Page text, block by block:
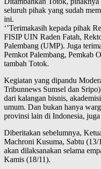
seluruh pihak yang sudah
ini.
‘’Terimakasih kepada pihak
FISIP UIN Raden Fatah,
Palembang (UMP). Juga
Pemkot Palembang, Pemkab
tambah Totok.
Kegiatan yang dipandu
Tribunnews Sumsel dan
dari kalangan bisnis,
umum. Dan bukan hanya
provinsi lain di Indonesia, juga
Diberitakan sebelumnya,
Machroni Kusuma, Sabtu
akan dilaksanakan selama
Kamis (18/11).